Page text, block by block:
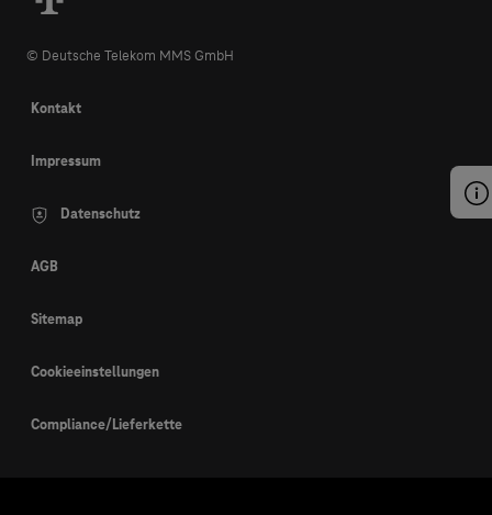
© Deutsche Telekom MMS GmbH
Kontakt
Impressum
Datenschutz
AGB
Sitemap
Cookieeinstellungen
Compliance/Lieferkette